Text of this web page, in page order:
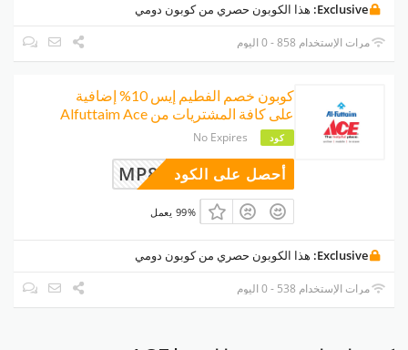
Exclusive: هذا الكوبون حصري من كوبون دومي
مرات الإستخدام 858 - 0 اليوم
كوبون خصم الفطيم إيس 10% إضافية
على كافة المشتريات من Alfuttaim Ace
كود No Expires
MP8UDQJأحصل على الكود
99% يعمل
Exclusive: هذا الكوبون حصري من كوبون دومي
مرات الإستخدام 538 - 0 اليوم